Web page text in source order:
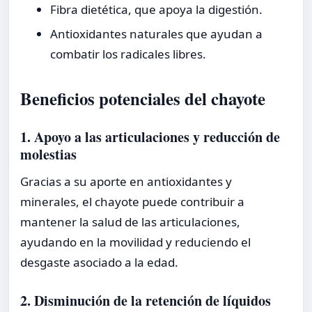
Fibra dietética, que apoya la digestión.
Antioxidantes naturales que ayudan a
combatir los radicales libres.
Beneficios potenciales del chayote
1. Apoyo a las articulaciones y reducción de
molestias
Gracias a su aporte en antioxidantes y
minerales, el chayote puede contribuir a
mantener la salud de las articulaciones,
ayudando en la movilidad y reduciendo el
desgaste asociado a la edad.
2. Disminución de la retención de líquidos